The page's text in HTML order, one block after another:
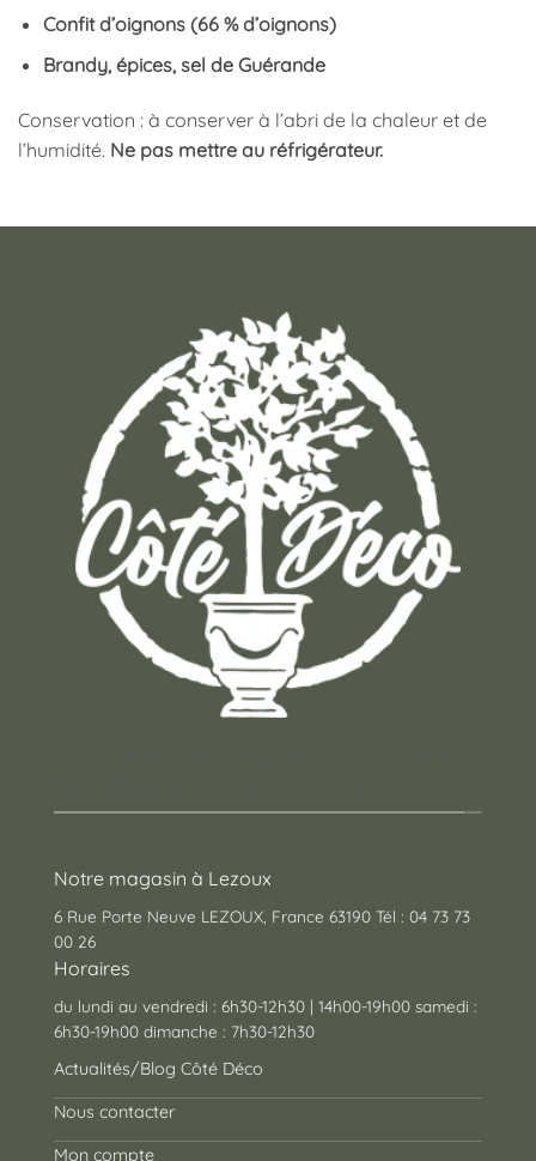
Confit d’oignons (66 % d’oignons)
Brandy, épices, sel de Guérande
Conservation : à conserver à l’abri de la chaleur et de
l’humidité. Ne pas mettre au réfrigérateur.
Notre magasin à Lezoux
6 Rue Porte Neuve LEZOUX, France 63190 Tél : 04 73 73
00 26
Horaires
du lundi au vendredi : 6h30-12h30 | 14h00-19h00 samedi :
6h30-19h00 dimanche : 7h30-12h30
Actualités/Blog Côté Déco
Nous contacter
Mon compte